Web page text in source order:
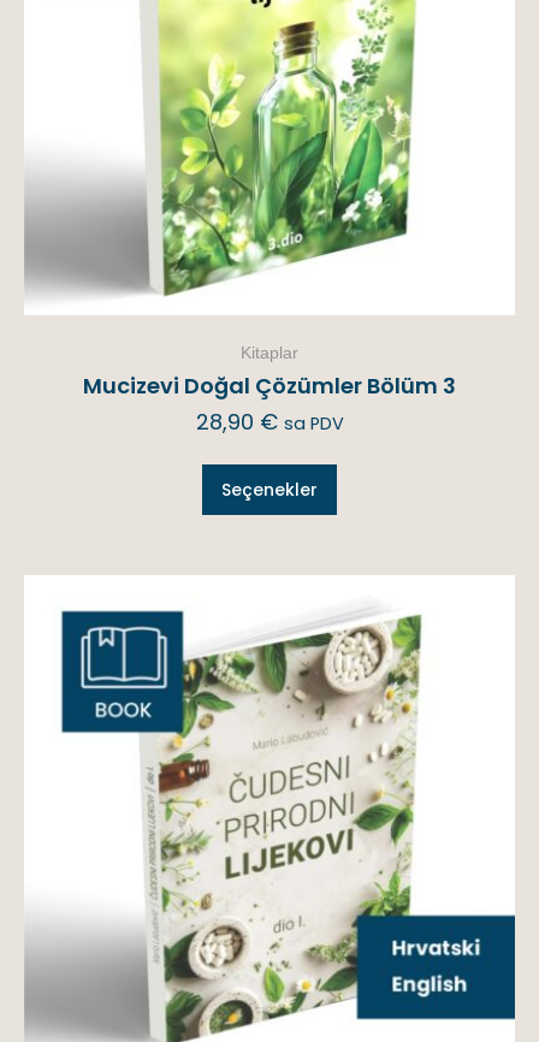
Kitaplar
Mucizevi Doğal Çözümler Bölüm 3
28,90 € sa PDV
Seçenekler